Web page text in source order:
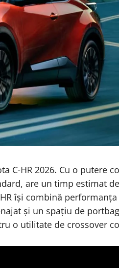
C-HR 2026. Cu o putere
are un timp estimat de
își combină
și un spațiu de
o utilitate de crossover